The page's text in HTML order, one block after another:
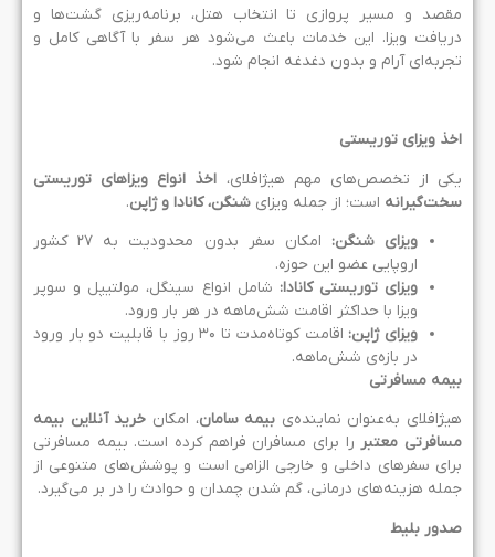
و مسیر پروازی تا انتخاب هتل، برنامه‌ریزی گشت‌ها و
ویزا. این خدمات باعث می‌شود هر سفر با آگاهی کامل و
آرام و بدون دغدغه انجام شود.
ویزای توریستی
از تخصص‌های مهم هیژافلای،اخذ انواع ویزاهای توریستی
است؛ از جمله ویزایشنگن، کانادا و ژاپن.
ویزای شنگن:
امکان سفر بدون محدودیت به ۲۷ کشور
اروپایی عضو این حوزه.
ویزای توریستی کانادا شامل انواع سینگل، مولتیپل و سوپر
ویزا با حداکثر اقامت شش‌ماهه در هر بار ورود.
ویزای ژاپن:
اقامت کوتاه‌مدت تا ۳۰ روز با قابلیت دو بار ورود
در بازه‌ی شش‌ماهه.
مسافرتی
به‌عنوان نماینده‌یبیمه سامان، امکانخرید آنلاین بیمه
معتبررا برای مسافران فراهم کرده است. بیمه مسافرتی
سفرهای داخلی و خارجی الزامی است و پوشش‌های متنوعی از
هزینه‌های درمانی، گم شدن چمدان و حوادث را در بر می‌گیرد.
بلیط